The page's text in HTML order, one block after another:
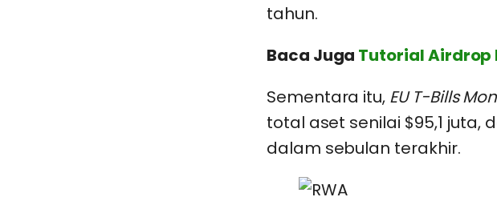
tahun.
Baca Juga Tutorial Airdrop
Sementara itu, EU T-Bills
total aset senilai $95,1 juta,
dalam sebulan terakhir.